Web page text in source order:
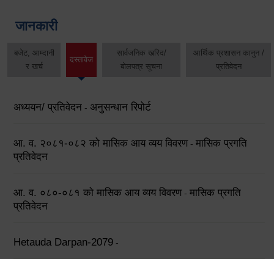
जानकारी
बजेट, आम्दानी
र खर्च
दस्तावेज
सार्वजनिक खरिद/
बोलपत्र सूचना
आर्थिक प्रशासन कानुन /
प्रतिवेदन
अध्ययन/ प्रतिवेदन - अनुसन्धान रिपोर्ट
आ. व. २०८१-०८२ को मासिक आय व्यय विवरण - मासिक प्रगति
प्रतिवेदन
आ. व. ०८०-०८१ को मासिक आय व्यय विवरण - मासिक प्रगति
प्रतिवेदन
Hetauda Darpan-2079 -